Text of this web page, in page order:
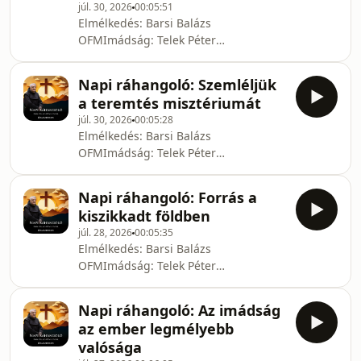
könyve alapján.© Barsi Balázs, Telek
Péter Pál, Zarándok.maKészítette a
Zarándok.ma - Szent Bertalan
Harangjai Médiamissziós Alapítvány
júl. 30, 202600:05:51
Elmélkedés: Barsi Balázs
OFMImádság: Telek Péter
AndrásFőszerkesztő: Harasztovics
ArnoldKészült Barsi Balázs – Telek
Péter-Pál: Új Magasság és Mélység c.
könyve alapján.© Barsi Balázs, Telek
Péter Pál, Zarándok.maKészítette a
Zarándok.ma - Szent Bertalan
Harangjai Médiamissziós Alapítvány
Napi ráhangoló: Szemléljük
a teremtés misztériumát
júl. 30, 202600:05:28
Elmélkedés: Barsi Balázs
OFMImádság: Telek Péter
AndrásFőszerkesztő: Harasztovics
ArnoldKészült Barsi Balázs – Telek
Péter-Pál: Új Magasság és Mélység c.
könyve alapján.© Barsi Balázs, Telek
Péter Pál, Zarándok.maKészítette a
Zarándok.ma - Szent Bertalan
Harangjai Médiamissziós Alapítvány
Napi ráhangoló: Forrás a
kiszikkadt földben
júl. 28, 202600:05:35
Elmélkedés: Barsi Balázs
OFMImádság: Telek Péter
AndrásFőszerkesztő: Harasztovics
ArnoldKészült Barsi Balázs – Telek
Péter-Pál: Új Magasság és Mélység c.
Napi ráhangoló: Az imádság
az ember legmélyebb
valósága